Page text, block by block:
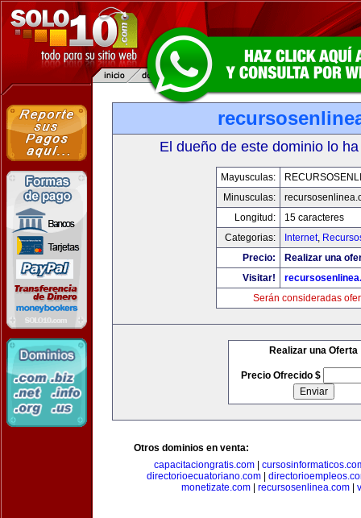
El dueño de este dominio lo
Mayusculas:
Minusculas:
Longitud:
15 caracteres
Categorias:
Internet,
Precio:
Realizar una
Visitar!
Serán consideradas
Realizar una Oferta
Precio Ofrecido $
Otros dominios en venta:
capacitaciongratis.com|
directorioecuatoriano.com
monetizate.com
recursosenlinea.com